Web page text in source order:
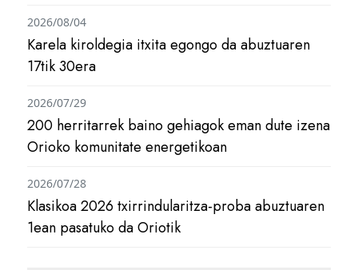
Karela kiroldegia itxita egongo da abuztuaren
17tik 30era
2026/08/04
200 herritarrek baino gehiagok eman dute izena
Orioko komunitate energetikoan
2026/07/29
Klasikoa 2026 txirrindularitza-proba abuztuaren
1ean pasatuko da Oriotik
2026/07/28